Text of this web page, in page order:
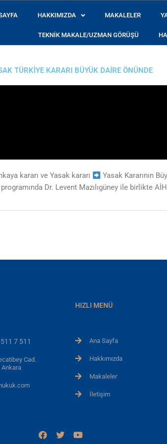
HAKKIMIZDA MAKALELER
TEKNIK MAKALE/UZMAN GÖRÜŞÜ
TÜRKIYE KARARI BÜYÜK DAIRE ÖNÜNDE
kararı ve Yasak kararı Yasak Kararının
Dr. Levent Mazılıgüney ile birlikte
7 511
Cad.
HIZLI MENÜ
Ana Sayfa
Hakkımızda
Makaleler
İletişim
F
a
T
w
Y
o